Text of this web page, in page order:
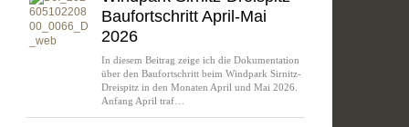
Baufortschritt April-Mai
2026
In diesem Beitrag zeige ich die Dokumentation
über den Baufortschritt beim Windpark Sirnitz-
Dreispitz in den Monaten April und Mai 2026.
Anfang April traf…